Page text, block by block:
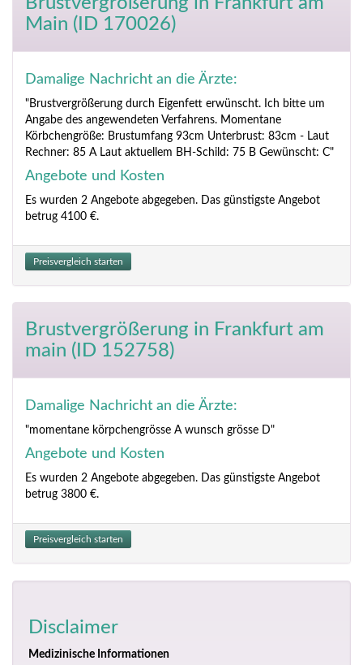
Main (ID 170026)
Damalige Nachricht an die Ärzte:
"Brustvergrößerung durch Eigenfett erwünscht. Ich bitte um
Angabe des angewendeten Verfahrens. Momentane
Körbchengröße: Brustumfang 93cm Unterbrust: 83cm - Laut
Rechner: 85 A Laut aktuellem BH-Schild: 75 B Gewünscht: C"
Angebote und Kosten
Es wurden 2 Angebote abgegeben. Das günstigste Angebot
betrug 4100 €.
Preisvergleich starten
Brustvergrößerung in Frankfurt am
main (ID 152758)
Damalige Nachricht an die Ärzte:
"momentane körpchengrösse A wunsch grösse D"
Angebote und Kosten
Es wurden 2 Angebote abgegeben. Das günstigste Angebot
betrug 3800 €.
Preisvergleich starten
Disclaimer
Medizinische Informationen